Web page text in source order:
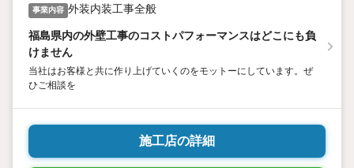
事業内容 外装内装工事全般
福島県内の外壁工事のコストパフォーマンスはどこにも負
けません
当社はお客様と共に作り上げていくのをモットーにしています。ぜ
ひご相談を
施工店の詳細